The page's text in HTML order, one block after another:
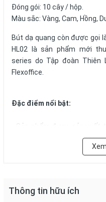
Đóng gói: 10 cây / hộp.
Màu sắc: Vàng, Cam, Hồng,
Bút dạ quang còn được gọi
HL02 là sản phẩm mới
series do Tập đoàn Thiên
Flexoffice.
Đặc điểm nổi bật:
- Sản phẩm được sản xuất
chuẩn chất lượng quốc tế.
- Kiểu dáng thon gọn, trẻ
đặc điểm vượt trội của bút dạ
Thông tin hữu ích